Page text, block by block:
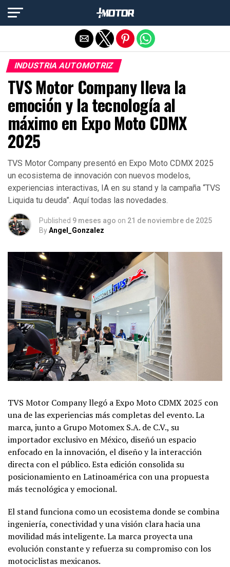
INDUSTRIA AUTOMOTRIZ
TVS Motor Company lleva la
emoción y la tecnología al
máximo en Expo Moto CDMX
2025
TVS Motor Company presentó en Expo Moto CDMX 2025
un ecosistema de innovación con nuevos modelos,
experiencias interactivas, IA en su stand y la campaña “TVS
Liquida tu deuda”. Aquí todas las novedades.
Published 9 meses ago on 21 de noviembre de 2025
ByAngel_Gonzalez
TVS Motor Company llegó a Expo Moto CDMX 2025 con
una de las experiencias más completas del evento. La
marca, junto a Grupo Motomex S.A. de C.V., su
importador exclusivo en México, diseñó un espacio
enfocado en la innovación, el diseño y la interacción
directa con el público. Esta edición consolida su
posicionamiento en Latinoamérica con una propuesta
más tecnológica y emocional.
El stand funciona como un ecosistema donde se combina
ingeniería, conectividad y una visión clara hacia una
movilidad más inteligente. La marca proyecta una
evolución constante y refuerza su compromiso con los
motociclistas mexicanos.
Salir de la versión móvil